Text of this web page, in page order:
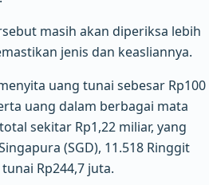
masih akan diperiksa lebih
jenis dan keasliannya.
uang tunai sebesar Rp100
uang dalam berbagai mata
sekitar Rp1,22 miliar, yang
(SGD), 11.518 Ringgit
Rp244,7 juta.